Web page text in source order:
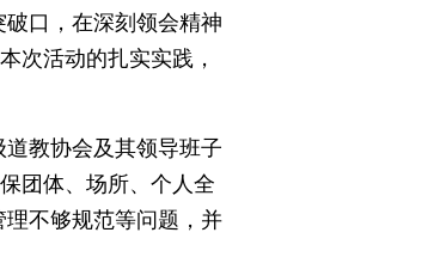
口，在深刻领会精神
次活动的扎实实践，
教协会及其领导班子
团体、场所、个人全
不够规范等问题，并